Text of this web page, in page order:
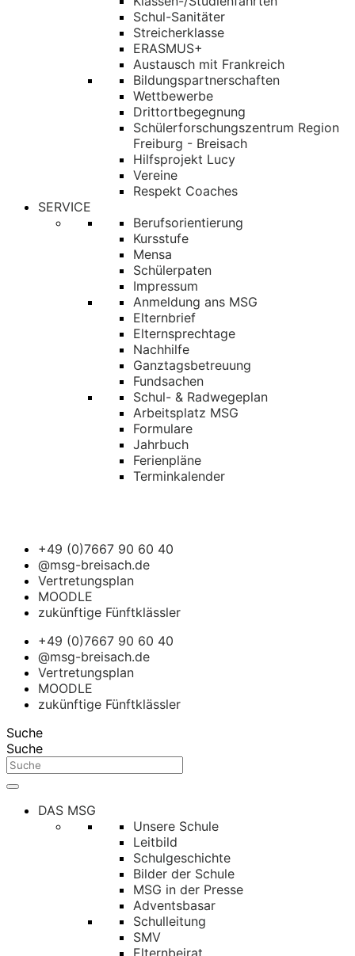
Schul-Sanitäter
Streicherklasse
ERASMUS+
Austausch mit Frankreich
Bildungspartnerschaften
Wettbewerbe
Drittortbegegnung
Schülerforschungszentrum Region
Freiburg - Breisach
Hilfsprojekt Lucy
Vereine
Respekt Coaches
SERVICE
Berufsorientierung
Kursstufe
Mensa
Schülerpaten
Impressum
Anmeldung ans MSG
Elternbrief
Elternsprechtage
Nachhilfe
Ganztagsbetreuung
Fundsachen
Schul- & Radwegeplan
Arbeitsplatz MSG
Formulare
Jahrbuch
Ferienpläne
Terminkalender
+49 (0)7667 90 60 40
@msg-breisach.de
Vertretungsplan
MOODLE
zukünftige Fünftklässler
+49 (0)7667 90 60 40
@msg-breisach.de
Vertretungsplan
MOODLE
zukünftige Fünftklässler
Suche
Suche
DAS MSG
Unsere Schule
Leitbild
Schulgeschichte
Bilder der Schule
MSG in der Presse
Adventsbasar
Schulleitung
SMV
Elternbeirat